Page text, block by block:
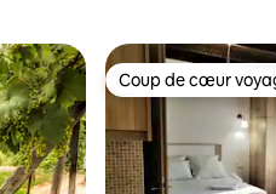
Coup de cœur
Coup de cœur